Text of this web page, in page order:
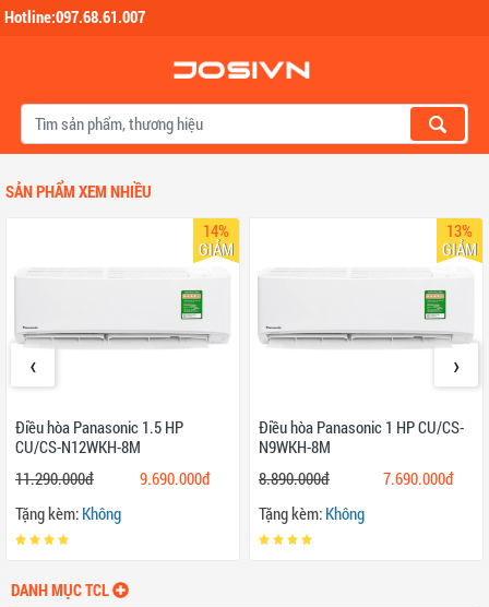
Hotline:097.68.61.007
SẢN PHẨM XEM NHIỀU
Điều hòa Panasonic 1.5 HP
CU/CS-N12WKH-8M
11.290.000đ
9.690.000đ
Tặng kèm: Không
14%
GIẢM
Điều hòa Panasonic 1 HP CU/CS-
N9WKH-8M
8.890.000đ
7.690.000đ
Tặng kèm: Không
13%
GIẢM
‹ ›
DANH MỤC TCL